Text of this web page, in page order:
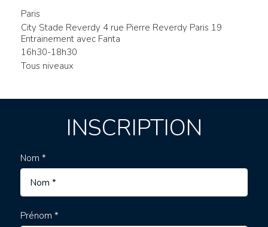
Paris
City Stade Reverdy 4 rue Pierre Reverdy Paris 19
Entrainement avec Fanta
16h30-18h30
Tous niveaux
INSCRIPTION
Nom *
Prénom *